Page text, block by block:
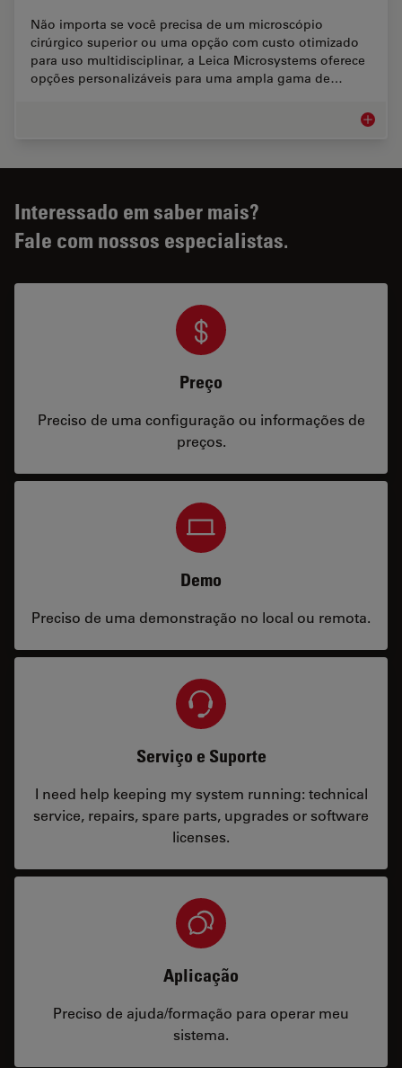
Não importa se você precisa de um microscópio
cirúrgico superior ou uma opção com custo otimizado
para uso multidisciplinar, a Leica Microsystems oferece
opções personalizáveis para uma ampla gama de…
Interessado em saber mais?
Fale com nossos especialistas.
Preço
Preciso de uma configuração ou informações de
preços.
Demo
Preciso de uma demonstração no local ou remota.
Serviço e Suporte
I need help keeping my system running: technical
service, repairs, spare parts, upgrades or software
licenses.
Aplicação
Preciso de ajuda/formação para operar meu
sistema.